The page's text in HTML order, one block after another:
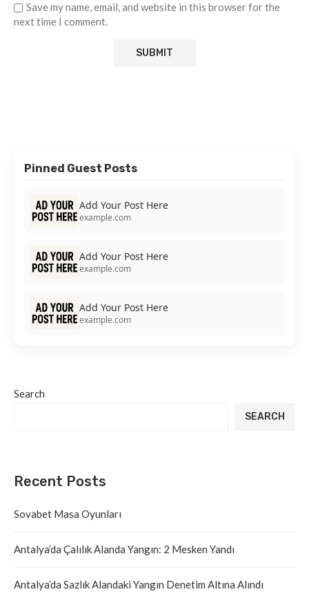
Save my name, email, and website in this browser for the
next time I comment.
Pinned Guest Posts
Add Your Post Here
example.com
Add Your Post Here
example.com
Add Your Post Here
example.com
Search
SEARCH
Recent Posts
Sovabet Masa Oyunları
Antalya’da Çalılık Alanda Yangın: 2 Mesken Yandı
Antalya’da Sazlık Alandaki Yangın Denetim Altına Alındı